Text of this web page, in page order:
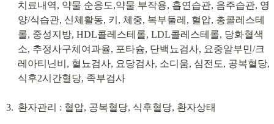
치료내역, 약물 순응도,약물 부작용, 흡연습관, 음주습관, 영
양/식습관, 신체활동, 키, 체중, 복부둘레, 혈압, 총콜레스테
롤, 중성지방, HDL콜레스테롤, LDL콜레스테롤, 당화혈색
소, 추정사구체여과율, 포타슘, 단백뇨검사, 요중알부민/크
레아티닌비, 혈뇨검사, 요당검사, 소디움, 심전도, 공복혈당,
식후2시간혈당, 족부검사
환자관리 : 혈압, 공복혈당, 식후혈당, 환자상태